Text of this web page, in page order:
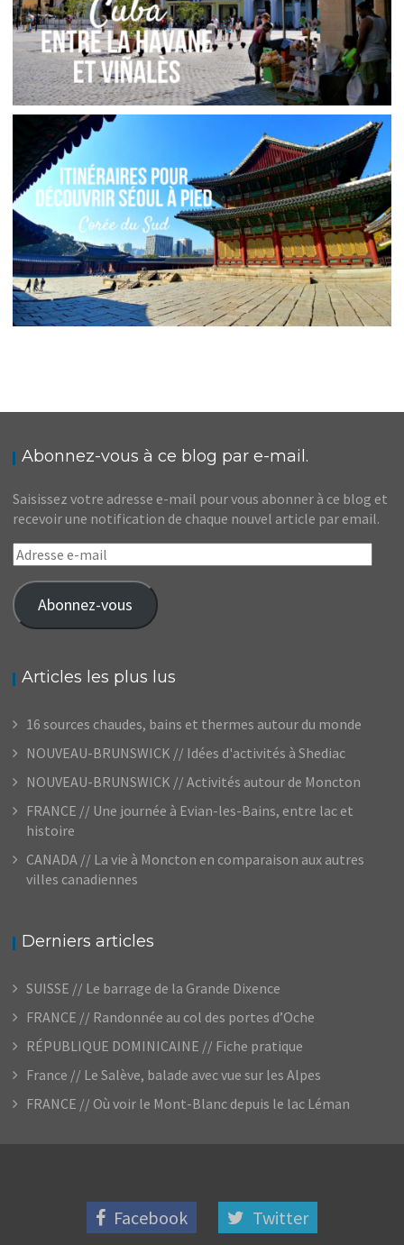
CUBA // ITINÉRAIRE D’UNE SEMAINE ENTRE LA
HAVANE ET VIÑALES
Audrey Amérique latine,Amériques,Blog
Abonnez-vous à ce blog par e-mail.
Saisissez votre adresse e-mail pour vous abonner à ce blog et
recevoir une notification de chaque nouvel article par email.
Adresse
e-
mail
Abonnez-vous
Articles les plus lus
16 sources chaudes, bains et thermes autour du monde
NOUVEAU-BRUNSWICK // Idées d'activités à Shediac
NOUVEAU-BRUNSWICK // Activités autour de Moncton
FRANCE // Une journée à Evian-les-Bains, entre lac et
histoire
CANADA // La vie à Moncton en comparaison aux autres
villes canadiennes
Derniers articles
SUISSE // Le barrage de la Grande Dixence
FRANCE // Randonnée au col des portes d’Oche
RÉPUBLIQUE DOMINICAINE // Fiche pratique
France // Le Salève, balade avec vue sur les Alpes
FRANCE // Où voir le Mont-Blanc depuis le lac Léman
Facebook Twitter